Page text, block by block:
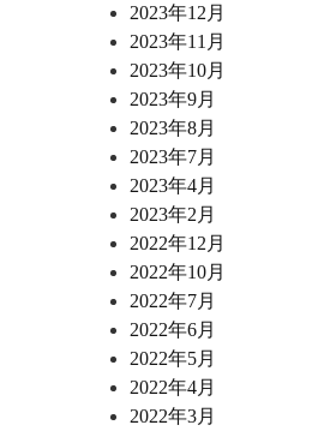
2023年12月
2023年11月
2023年10月
2023年9月
2023年8月
2023年7月
2023年4月
2023年2月
2022年12月
2022年10月
2022年7月
2022年6月
2022年5月
2022年4月
2022年3月